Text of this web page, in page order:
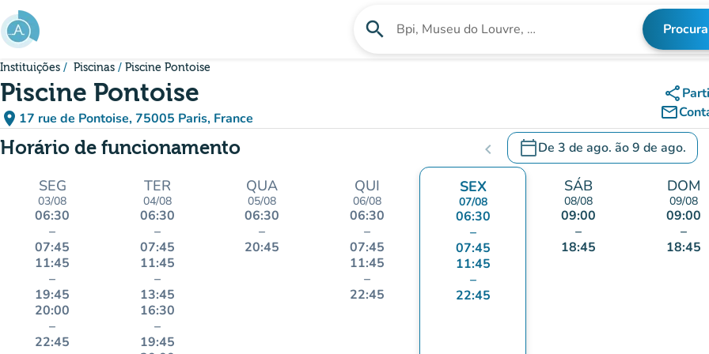
Ir para o conteúdo principal
search Procura uma instituição
Instituições Piscinas Piscine Pontoise
Piscine Pontoise
place 17 rue de Pontoise, 75005 Paris, France
(abrir no Google Maps)
(novo separador)
share
mail_outline
Horário de funcionamento chevron_left calendar_todayDe 3 de ago. ão9 de ago.
.Abra o calendário para alterar as
SEG
03/08
06:30
–
07:45
11:45
–
19:45
20:00
–
22:45
TER
04/08
06:30
–
07:45
11:45
–
13:45
16:30
–
19:45
QUA
05/08
06:30
–
20:45
QUI
06/08
06:30
–
07:45
11:45
–
22:45
SEX
07/08
06:30
–
07:45
11:45
–
22:45
SÁB
08/08
09:00
–
18:45
DOM
09/08
09:00
–
18:45